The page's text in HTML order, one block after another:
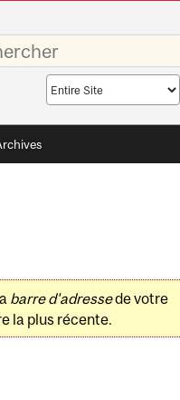
Search
scope
barre d'adressede votre
la plus récente.